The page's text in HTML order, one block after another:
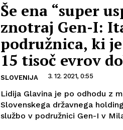
Še ena “super
znotraj Gen-I:
podružnica, ki
15 tisoč evrov
SLOVENIJA 3. 12. 2021, 0:55
Lidija Glavina je po odhodu z
Slovenskega državnega
službo v podružnici Gen-I v